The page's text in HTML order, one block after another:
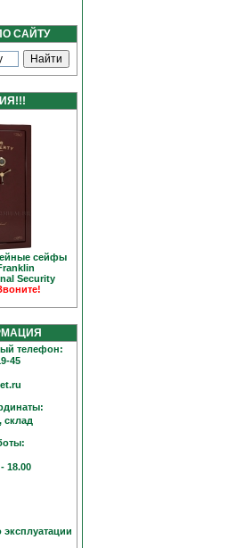
САЙТУ
сейфы
Security
телефон:
45
склад
18.00